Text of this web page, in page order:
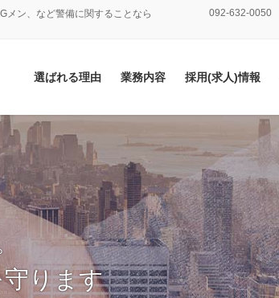
メン、など警備に関することなら
092-632-0050
選ばれる理由 業務内容 採用(求人)情報
ります